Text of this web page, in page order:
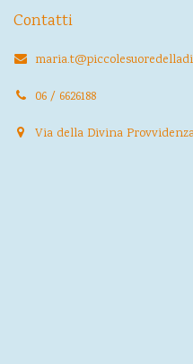
Contatti
06 / 6626188
Via della Divina